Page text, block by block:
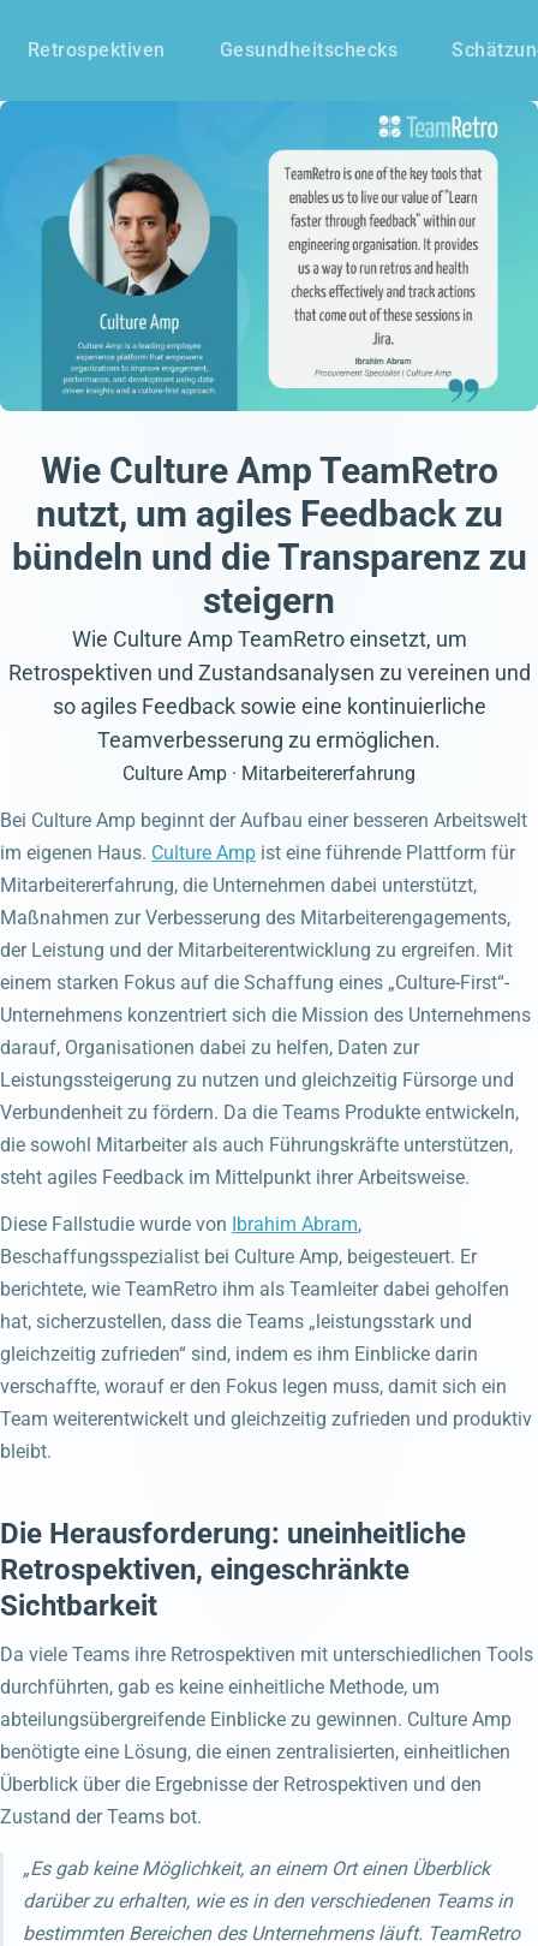
Retrospektiven Gesundheitschecks
Wie Culture Amp TeamRetro
nutzt, um agiles Feedback zu
bündeln und die Transparenz zu
steigern
Wie Culture Amp TeamRetro einsetzt, um
Retrospektiven und Zustandsanalysen zu vereinen und
so agiles Feedback sowie eine kontinuierliche
Teamverbesserung zu ermöglichen.
Culture Amp · Mitarbeitererfahrung
Bei Culture Amp beginnt der Aufbau einer besseren Arbeitswelt
im eigenen Haus. Culture Amp ist eine führende Plattform für
Mitarbeitererfahrung, die Unternehmen dabei unterstützt,
Maßnahmen zur Verbesserung des Mitarbeiterengagements,
der Leistung und der Mitarbeiterentwicklung zu ergreifen. Mit
einem starken Fokus auf die Schaffung eines „Culture-First“-
Unternehmens konzentriert sich die Mission des Unternehmens
darauf, Organisationen dabei zu helfen, Daten zur
Leistungssteigerung zu nutzen und gleichzeitig Fürsorge und
Verbundenheit zu fördern. Da die Teams Produkte entwickeln,
die sowohl Mitarbeiter als auch Führungskräfte unterstützen,
steht agiles Feedback im Mittelpunkt ihrer Arbeitsweise.
Diese Fallstudie wurde von Ibrahim Abram,
Beschaffungsspezialist bei Culture Amp, beigesteuert. Er
berichtete, wie TeamRetro ihm als Teamleiter dabei geholfen
hat, sicherzustellen, dass die Teams „leistungsstark und
gleichzeitig zufrieden“ sind, indem es ihm Einblicke darin
verschaffte, worauf er den Fokus legen muss, damit sich ein
Team weiterentwickelt und gleichzeitig zufrieden und produktiv
bleibt.
Die Herausforderung: uneinheitliche
Retrospektiven, eingeschränkte
Sichtbarkeit
Da viele Teams ihre Retrospektiven mit unterschiedlichen Tools
durchführten, gab es keine einheitliche Methode, um
abteilungsübergreifende Einblicke zu gewinnen. Culture Amp
benötigte eine Lösung, die einen zentralisierten, einheitlichen
Überblick über die Ergebnisse der Retrospektiven und den
Zustand der Teams bot.
„Es gab keine Möglichkeit, an einem Ort einen Überblick
darüber zu erhalten, wie es in den verschiedenen Teams in
bestimmten Bereichen des Unternehmens läuft. TeamRetro